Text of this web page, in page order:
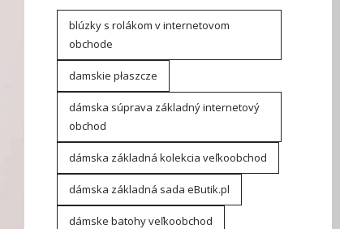
blúzky s rolákom v internetovom
obchode
damskie płaszcze
dámska súprava základný internetový
obchod
dámska základná kolekcia veľkoobchod
dámska základná sada eButik.pl
dámske batohy veľkoobchod